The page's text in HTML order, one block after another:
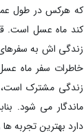
که هرکس در طول
کند ماه عسل است.
زندگی اش به
خاطرات سفر ماه
زندگی مشترک است،
ماندگار می شود.
دارد بهترین تجربه ها